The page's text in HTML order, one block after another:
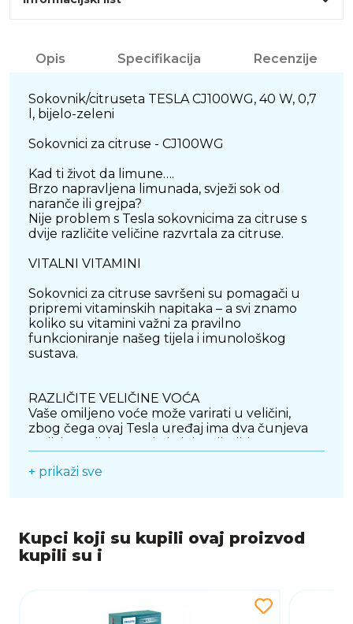
Opis Specifikacija Recenzije
Sokovnik/citruseta TESLA CJ100WG, 40 W, 0,7
l, bijelo-zeleni
Sokovnici za citruse - CJ100WG
Kad ti život da limune….
Brzo napravljena limunada, svježi sok od
naranče ili grejpa?
Nije problem s Tesla sokovnicima za citruse s
dvije različite veličine razvrtala za citruse.
VITALNI VITAMINI
Sokovnici za citruse savršeni su pomagači u
pripremi vitaminskih napitaka – a svi znamo
koliko su vitamini važni za pravilno
funkcioniranje našeg tijela i imunološkog
sustava.
RAZLIČITE VELIČINE VOĆA
Vaše omiljeno voće može varirati u veličini,
zbog čega ovaj Tesla uređaj ima dva čunjeva
sve ostalo prepustite Tesla sokovniku i
njegovom okretanju u dva smjera. Uređaj se
automatski aktivira kada pritisnete, tako da ne
+ prikaži sve
Kupci koji su kupili ovaj proizvod
kupili su i